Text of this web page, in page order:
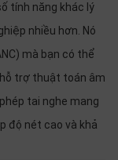
tính năng khác lý
nhiều hơn. Nó
mà bạn có thể
trợ thuật toán âm
tai nghe mang
độ nét cao và khả